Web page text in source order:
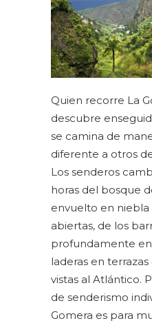
Quien recorre La
descubre
se camina de
diferente a otros
Los senderos
horas del bosque
envuelto en niebla
abiertas, de los
profundamente
laderas en
vistas al Atlántico.
de senderismo
Gomera es para